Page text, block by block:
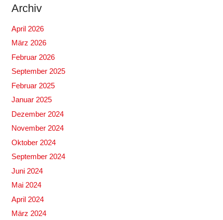
Archiv
April 2026
März 2026
Februar 2026
September 2025
Februar 2025
Januar 2025
Dezember 2024
November 2024
Oktober 2024
September 2024
Juni 2024
Mai 2024
April 2024
März 2024